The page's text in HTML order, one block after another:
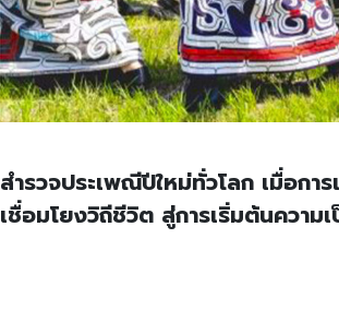
สำรวจประเพณีปีใหม่ทั่วโลก เมื่อก
เชื่อมโยงวิถีชีวิต สู่การเริ่มต้นควา